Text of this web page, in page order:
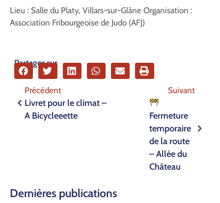
Lieu : Salle du Platy, Villars-sur-Glâne Organisation :
Association Fribourgeoise de Judo (AFJ)
Partager sur
Précédent
Livret pour le climat –
A Bicycleeette
Suivant
Fermeture
temporaire
de la route
– Allée du
Château
Dernières publications